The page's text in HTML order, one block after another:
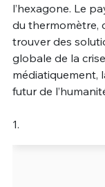
l’hexagone. Le
du thermomètre,
trouver des
globale de la
médiatiquement,
futur de
1.